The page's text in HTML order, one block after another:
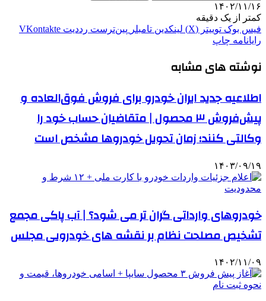
۱۴۰۲/۱۱/۱۶
کمتر از یک دقیقه
فیس بوک توییتر (X) لینکدین ‫تامبلر ‫پین‌ترست ‫رددیت ‫VKontakte
رایانامه چاپ
نوشته های مشابه
اطلاعیه جدید ایران خودرو برای فروش فوق‌العاده و
پیش‌فروش ۳ محصول | متقاضیان حساب خود را
وکالتی کنند؛ زمان تحویل خودروها مشخص است
۱۴۰۳/۰۹/۱۹
خودروهای وارداتی گران تر می شود؟ | آب پاکی مجمع
تشخیص مصلحت نظام بر نقشه‌ های خودرویی مجلس
۱۴۰۲/۱۱/۰۹